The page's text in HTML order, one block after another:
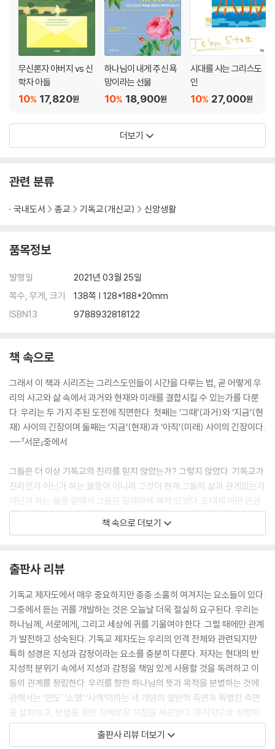
무신론자 아버지 vs 신
학자 아들
17,820원
10%
하나님이 내게 주신 욕
망이라는 선물
18,900원
10%
시대를 사는 그리스도
인
27,000원
10%
더보기
관련 분류
국내도서 종교 기독교(개신교) 신앙생활
품목정보
발행일
2021년 03월 25일
쪽수, 무게, 크기
138쪽 | 128*188*20mm
ISBN13
9788932818122
책 속으로
그래서 이 책과 시리즈는 그리스도인들이 시간을 다루는 법, 곧 어떻게 우
리의 사고와 삶 속에서 과거와 현재와 미래를 결합시킬 수 있는가를 다룬
다. 우리는 두 가지 주된 도전에 직면한다. 첫째는 ‘그때’(과거)와 ‘지금’(현
재) 사이의 긴장이며 둘째는 ‘지금’(현재)과 ‘아직’(미래) 사이의 긴장이다.
---「서문」중에서
그들은 더 이상 기독교의 진리를 믿지 않았는가? 그렇지 않았다. 기독교가
진리인가 아닌가 하는 물음이 아니라 그것이 현재 그들의 삶과 관계있는가
아닌가 하는 물음 앞에서 그들은 딜레마에 빠져 있었다. 도대체 어떤 연관
성이 있겠는가? 그들은 이어서 기독교는 오래전에 생겨난 팔레스타인의
원시 종교라고 말했다. 그렇다면 흥미진진한 현대 세계에 살고 있는 그들
우리는 ‘이중 귀 기울임’(double-listening)을 개발해야 한다. 그것은 두
음성, 곧 성경을 통해 말씀하시는 하나님의 음성과 주위 사람들의 음성을
동시에 듣는 능력이다. 이 두 음성은 종종 서로 모순되지만, 우리는 둘 모두
를 듣고 이 둘이 서로 어떻게 관련되는지 발견해야 한다. 이중 귀 기울임은
그리스도인의 제자도와 기독교 선교에서 필수 불가결하다. ‘현대를 사는
그리스도인’이 되는 것은 이런 이중 귀 기울임을 훈련함으로써만 가능하
다. 참되고도 새로운 좋은 소식을 전파하면서 하나님의 말씀을 세상에 적
용하는 법을 배울 때, 우리는 ‘역사적’이라는 말과 ‘현대적’이라는 말을 결
합시킨다.
---「시리즈 서론」중에서
책 속으로 더보기
출판사 리뷰
기독교 제자도에서 매우 중요하지만 종종 소홀히 여겨지는 요소들이 있다.
그중에서 듣는 귀를 개발하는 것은 오늘날 더욱 절실히 요구된다. 우리는
하나님께, 서로에게, 그리고 세상에 귀를 기울여야 한다. 그럴 때에만 관계
가 발전하고 성숙된다. 기독교 제자도는 우리의 인격 전체와 관련되지만
특히 성경은 지성과 감정이라는 요소를 충분히 다룬다. 저자는 현대의 반
지성적 분위기 속에서 지성과 감정을 책임 있게 사용할 것을 독려하고 이
둘의 관계를 정립한다. 우리를 향한 하나님의 뜻과 목적을 분별하는 것에
관해서는 ‘인도’ ‘소명’ ‘사역’이라는 세 개념의 일반적 측면과 특별한 측면
을 살펴보고, 분별을 위한 지혜로운 지침을 제공한다. 마지막으로 성령의
첫 번째 열매인 사랑을 숙고하면서 성령의 열매가 그리스도를 닮는 것이라
면, 그리스도를 닮는 것은 모든 백성 개개인을 향한 하나님의 목적이라고
출판사 리뷰 더보기